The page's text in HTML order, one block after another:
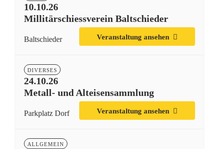
10.10.26
Millitärschiessverein Baltschieder
Baltschieder Veranstaltung ansehen
24.10.26
DIVERSES
Metall- und Alteisensammlung
Parkplatz Dorf Veranstaltung ansehen
ALLGEMEIN